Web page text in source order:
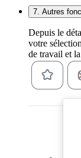
7. Autres
Depuis le
votre
de travail et